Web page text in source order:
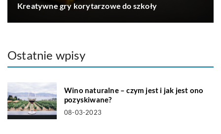
Kreatywne gry korytarzowe do szkoły
Ostatnie wpisy
Wino naturalne – czym jest i jak jest ono
pozyskiwane?
08-03-2023